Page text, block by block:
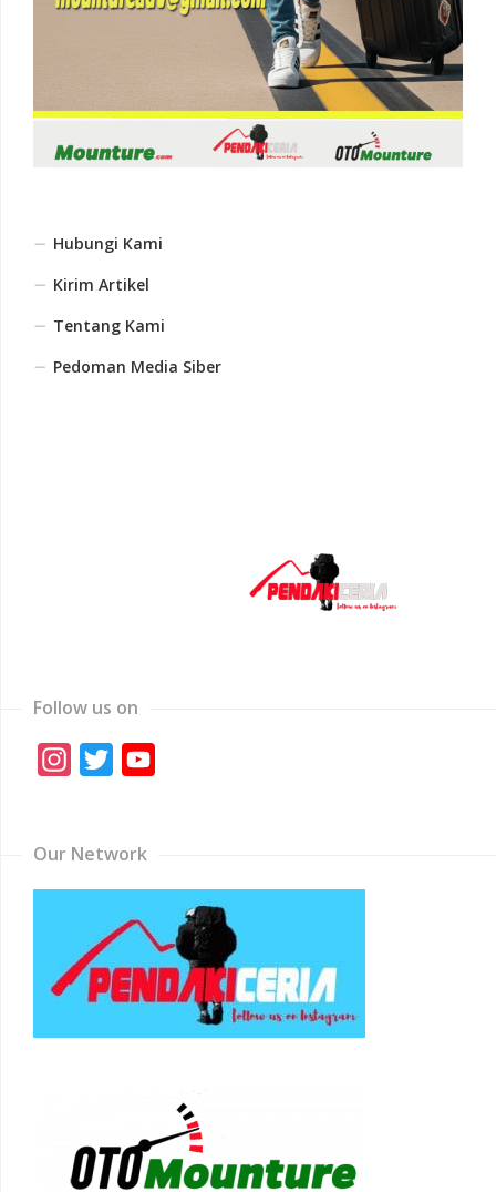
Hubungi Kami
Kirim Artikel
Tentang Kami
Pedoman Media Siber
Follow us on
Instagram
Twitter
Our Network